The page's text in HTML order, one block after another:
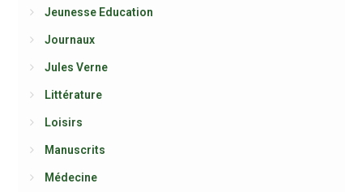
Jeunesse Education
Journaux
Jules Verne
Littérature
Loisirs
Manuscrits
Médecine